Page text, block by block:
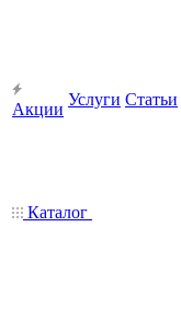
Акции
Услуги Статьи
Каталог